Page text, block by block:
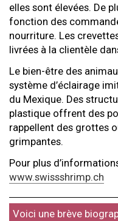
elles sont élevées. De
fonction des
nourriture. Les
livrées à la clientèle
Le bien-être des
système d’éclairage
du Mexique. Des
plastique offrent des
rappellent des grottes
grimpantes.
Pour plus
www.swissshrimp.ch
Voici une brève